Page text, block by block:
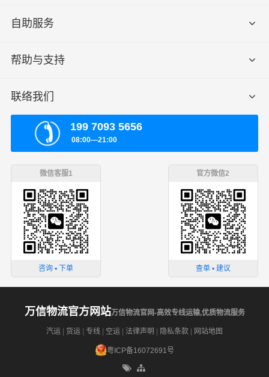
自助服务
帮助与支持
联络我们
199 7093 5656
08:00—21:00
微信客服1
咨询 ▪ 下单
官方微信2
查单 ▪ 建议
万信物流官方网站万信物流官网-高效专线运输,优质物流服务
汽运 货运 专线 空运 法律声明 隐私条款 网站地图
粤ICP备16072691号